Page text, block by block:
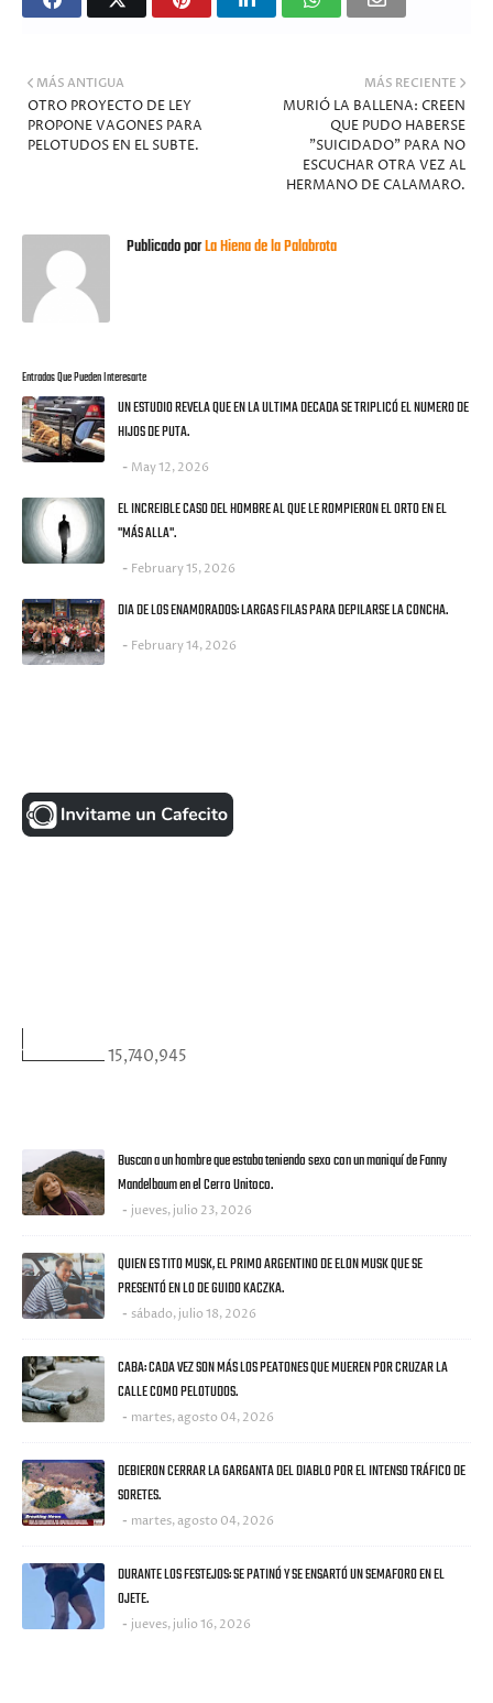
MÁS RECIENTE
MURIÓ LA BALLENA: CREEN
QUE PUDO HABERSE
"SUICIDADO" PARA NO
ESCUCHAR OTRA VEZ AL
HERMANO DE CALAMARO.
MÁS ANTIGUA
OTRO PROYECTO DE LEY
PROPONE VAGONES PARA
PELOTUDOS EN EL SUBTE.
Publicado porLa Hiena de la Palabrota
Entradas Que Pueden Interesarte
UN ESTUDIO REVELA QUE EN LA ULTIMA DECADA SE TRIPLICÓ EL NUMERO DE
HIJOS DE PUTA.
May 12, 2026
EL INCREIBLE CASO DEL HOMBRE AL QUE LE ROMPIERON EL ORTO EN EL
"MÁS ALLA".
February 15, 2026
DIA DE LOS ENAMORADOS: LARGAS FILAS PARA DEPILARSE LA CONCHA.
February 14, 2026
15,740,945
Buscan a un hombre que estaba teniendo sexo con un maniquí de Fanny
Mandelbaum en el Cerro Unitoco.
jueves, julio 23, 2026
QUIEN ES TITO MUSK, EL PRIMO ARGENTINO DE ELON MUSK QUE SE
PRESENTÓ EN LO DE GUIDO KACZKA.
sábado, julio 18, 2026
CABA: CADA VEZ SON MÁS LOS PEATONES QUE MUEREN POR CRUZAR LA
CALLE COMO PELOTUDOS.
martes, agosto 04, 2026
DEBIERON CERRAR LA GARGANTA DEL DIABLO POR EL INTENSO TRÁFICO DE
SORETES.
martes, agosto 04, 2026
DURANTE LOS FESTEJOS: SE PATINÓ Y SE ENSARTÓ UN SEMAFORO EN EL
OJETE.
jueves, julio 16, 2026